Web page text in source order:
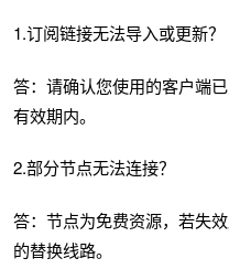
1.订阅链接无法导入或更新？
答：请确认您使用的客户端
有效期内。
2.部分节点无法连接？
答：节点为免费资源，若失
的替换线路。